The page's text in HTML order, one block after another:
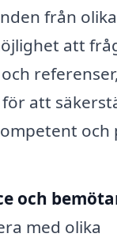
från
att
att
och
och
med olika